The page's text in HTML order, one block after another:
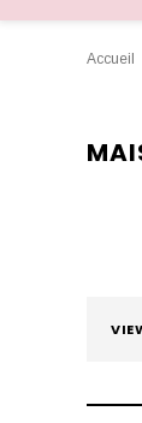
Accueil